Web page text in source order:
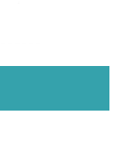
– le